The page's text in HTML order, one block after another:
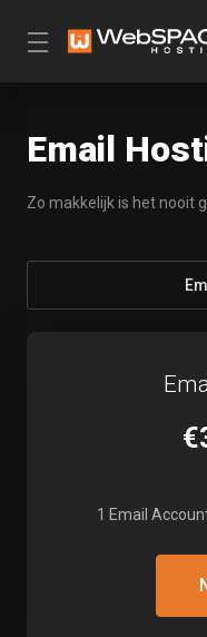
Email
Zo makkelijk is het nooit
1 Email